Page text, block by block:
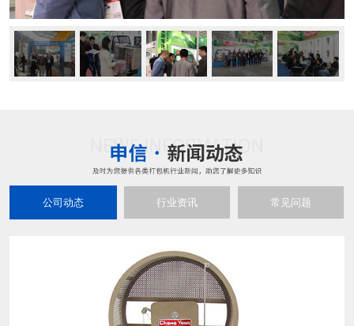
公司动态 行业资讯 常见问题